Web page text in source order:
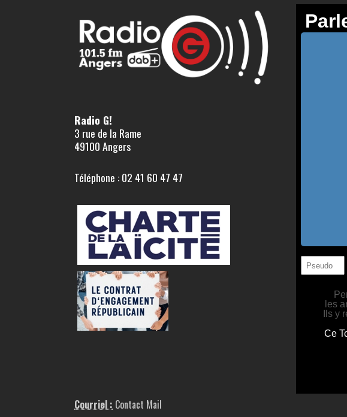
Radio G!
3 rue de la Rame
49100 Angers
Téléphone : 02 41 60 47 47
Courriel : Contact Mail